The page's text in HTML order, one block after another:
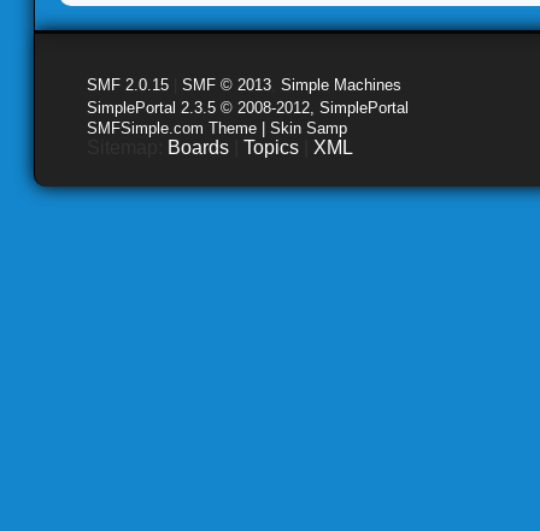
SMF 2.0.15 SMF © 2013 Simple Machines
SimplePortal 2.3.5 © 2008-2012, SimplePortal
SMFSimple.com Theme | Skin Samp
Boards Topics XML